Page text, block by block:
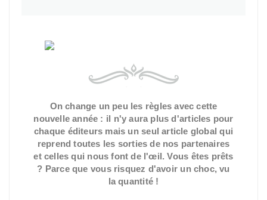
On change un peu les règles avec cette
nouvelle année : il n'y aura plus d'articles pour
chaque éditeurs mais un seul article global qui
reprend toutes les sorties de nos partenaires
et cellesqui nous font de l'œil. Vous êtes prêts
? Parce que vous risquez d'avoir un choc, vu
la quantité !